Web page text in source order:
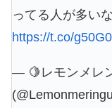
ってる人が多い
https://t.co/
— 🍋レモンメレ